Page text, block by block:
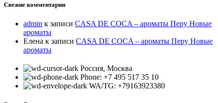
Свежие комментарии
admin к записи CASA DE COCA – ароматы Перу Новые
ароматы
Елена к записи CASA DE COCA – ароматы Перу Новые
ароматы
Россия, Москва
Phone: +7 495 517 35 10
WA/TG: +79163923380